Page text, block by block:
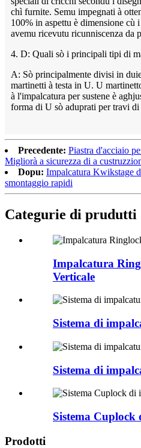
chì furnite. Semu impegnati à
100% in aspettu è dimensione cù
avemu ricevutu ricunniscenza da
4. D: Quali sò i principali tipi di
A: Sò principalmente divisi in
martinetti à testa in U. U
à l'impalcatura per sustene è
forma di U sò aduprati per travi
Precedente: Piastra d'acciaio
Migliorà a sicurezza di a
Dopu: Impalcatura Kwikstage
smontaggio rapidi
Categurie di prudutti
Impalcatura
Verticale
Sistema di
Sistema di
Sistema
Prodotti